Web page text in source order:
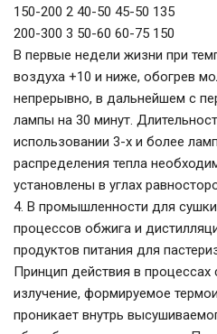
150-200 2 40-50 45-50 135
200-300 3 50-60 60-75 150
В первые недели жизни при
воздуха +10 и ниже, обогрев
непрерывно, в дальнейшем с
лампы на 30 минут.
использовании 3-х и более
распределения тепла
установлены в углах
4. В промышленности для
процессов обжига и
продуктов питания для
Принцип действия в процессах
излучение, формируемое
проникает внутрь